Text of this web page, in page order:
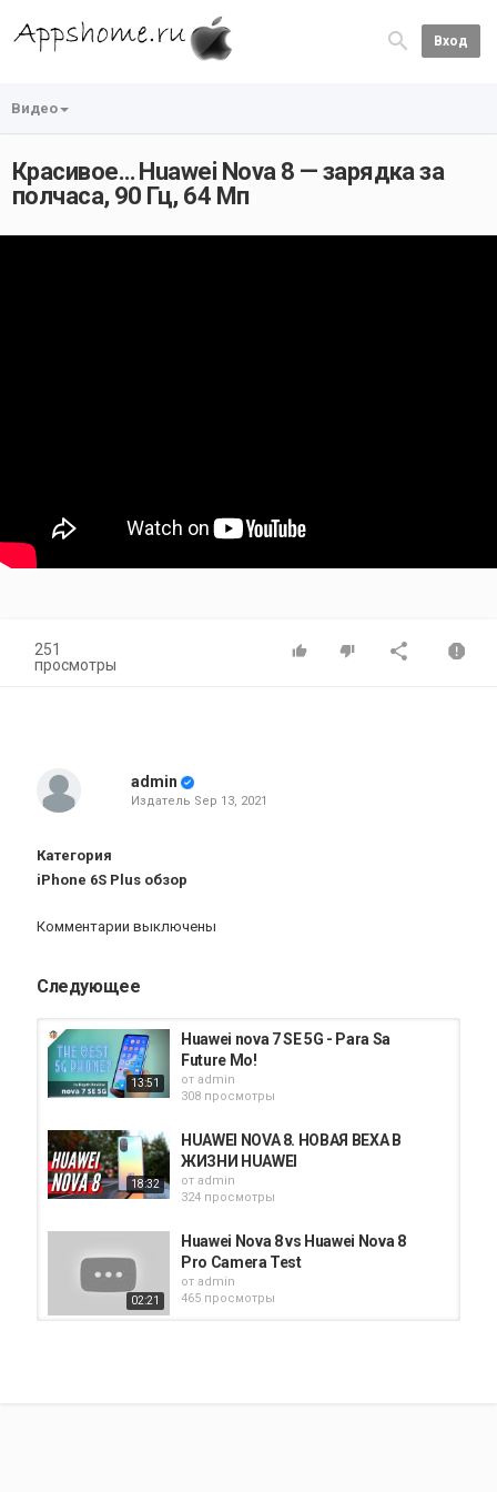
Вход
Видео
Красивое… Huawei Nova 8 — зарядка за
полчаса, 90 Гц, 64 Мп
251
просмотры
admin
Издатель Sep 13, 2021
Категория
iPhone 6S Plus обзор
Комментарии выключены
Следующее
13:51
Huawei nova 7 SE 5G - Para Sa
Future Mo!
от admin
308 просмотры
18:32
HUAWEI NOVA 8. НОВАЯ ВЕХА В
ЖИЗНИ HUAWEI
от admin
324 просмотры
02:21
Huawei Nova 8 vs Huawei Nova 8
Pro Camera Test
от admin
465 просмотры